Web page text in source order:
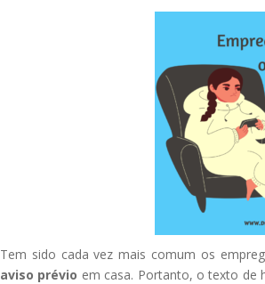
Tem sido cada vez mais comum os
aviso prévio em casa. Portanto, o texto de